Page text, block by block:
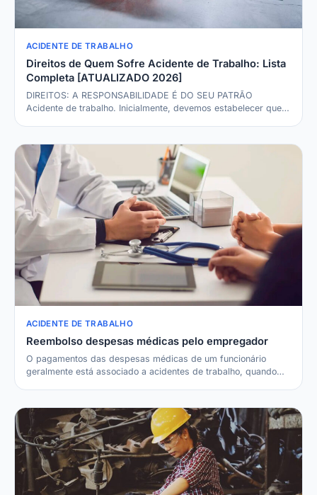
ACIDENTE DE TRABALHO
Direitos de Quem Sofre Acidente de Trabalho: Lista
Completa [ATUALIZADO 2026]
DIREITOS: A RESPONSABILIDADE É DO SEU PATRÃO
Acidente de trabalho. Inicialmente, devemos estabelecer que a
ACIDENTE DE TRABALHO
Reembolso despesas médicas pelo empregador
O pagamentos das despesas médicas de um funcionário
geralmente está associado a acidentes de trabalho, quando…